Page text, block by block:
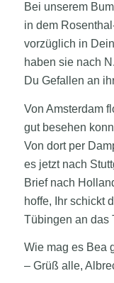
Bei unserem
in dem
vorzüglich in
haben sie nach
Du Gefallen an
Von Amsterdam
gut besehen
Von dort per
es jetzt nach
Brief nach
hoffe, Ihr schickt
Tübingen an das
Wie mag es Bea
– Grüß alle,